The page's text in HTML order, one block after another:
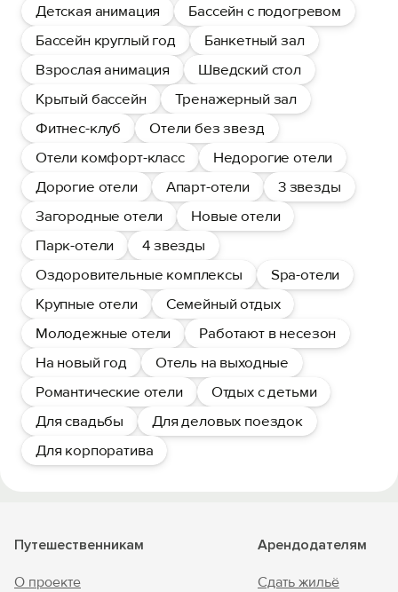
Детская анимация
Бассейн с подогревом
Бассейн круглый год
Банкетный зал
Взрослая анимация
Шведский стол
Крытый бассейн
Тренажерный зал
Фитнес-клуб
Отели без звезд
Отели комфорт-класс
Недорогие отели
Дорогие отели
Апарт-отели
3 звезды
Загородные отели
Новые отели
Парк-отели
4 звезды
Оздоровительные комплексы
Spa-отели
Крупные отели
Семейный отдых
Молодежные отели
Работают в несезон
На новый год
Отель на выходные
Романтические отели
Отдых с детьми
Для свадьбы
Для деловых поездок
Для корпоратива
Путешественникам
О проекте
Арендодателям
Сдать жильё